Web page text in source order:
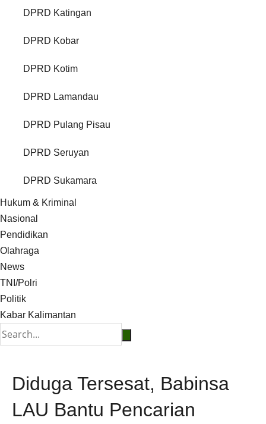
DPRD Katingan
DPRD Kobar
DPRD Kotim
DPRD Lamandau
DPRD Pulang Pisau
DPRD Seruyan
DPRD Sukamara
Hukum & Kriminal
Nasional
Pendidikan
Olahraga
News
TNI/Polri
Politik
Kabar Kalimantan
Diduga Tersesat, Babinsa
LAU Bantu Pencarian